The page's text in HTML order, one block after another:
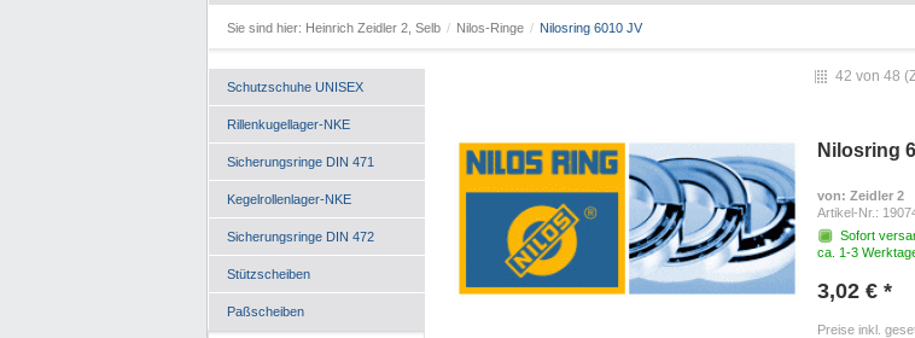
Sie sind hier: Heinrich Zeidler 2, Selb / Nilos-Ringe / Nilosring 6010 JV
Schutzschuhe UNISEX
Rillenkugellager-NKE
Sicherungsringe DIN 471
Kegelrollenlager-NKE
Sicherungsringe DIN 472
Stützscheiben
Paßscheiben
42 von 48 (
Nilosring
von: Zeidler 2
Artikel-Nr.:
Sofort
ca. 1-3
3,02 € *
Preise inkl.